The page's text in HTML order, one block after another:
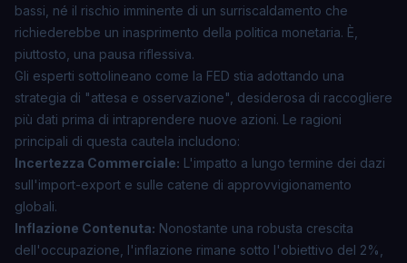
bassi, né il rischio imminente di un surriscaldamento che
richiederebbe un inasprimento della politica monetaria. È,
piuttosto, una pausa riflessiva.
Gli esperti sottolineano come la FED stia adottando una
strategia di "attesa e osservazione", desiderosa di raccogliere
più dati prima di intraprendere nuove azioni. Le ragioni
principali di questa cautela includono:
Incertezza Commerciale: L'impatto a lungo termine dei dazi
sull'import-export e sulle catene di approvvigionamento
globali.
Inflazione Contenuta: Nonostante una robusta crescita
dell'occupazione, l'inflazione rimane sotto l'obiettivo del 2%,